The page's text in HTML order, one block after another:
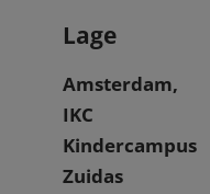
Lage
Amsterdam,
IKC
Kindercampus
Zuidas